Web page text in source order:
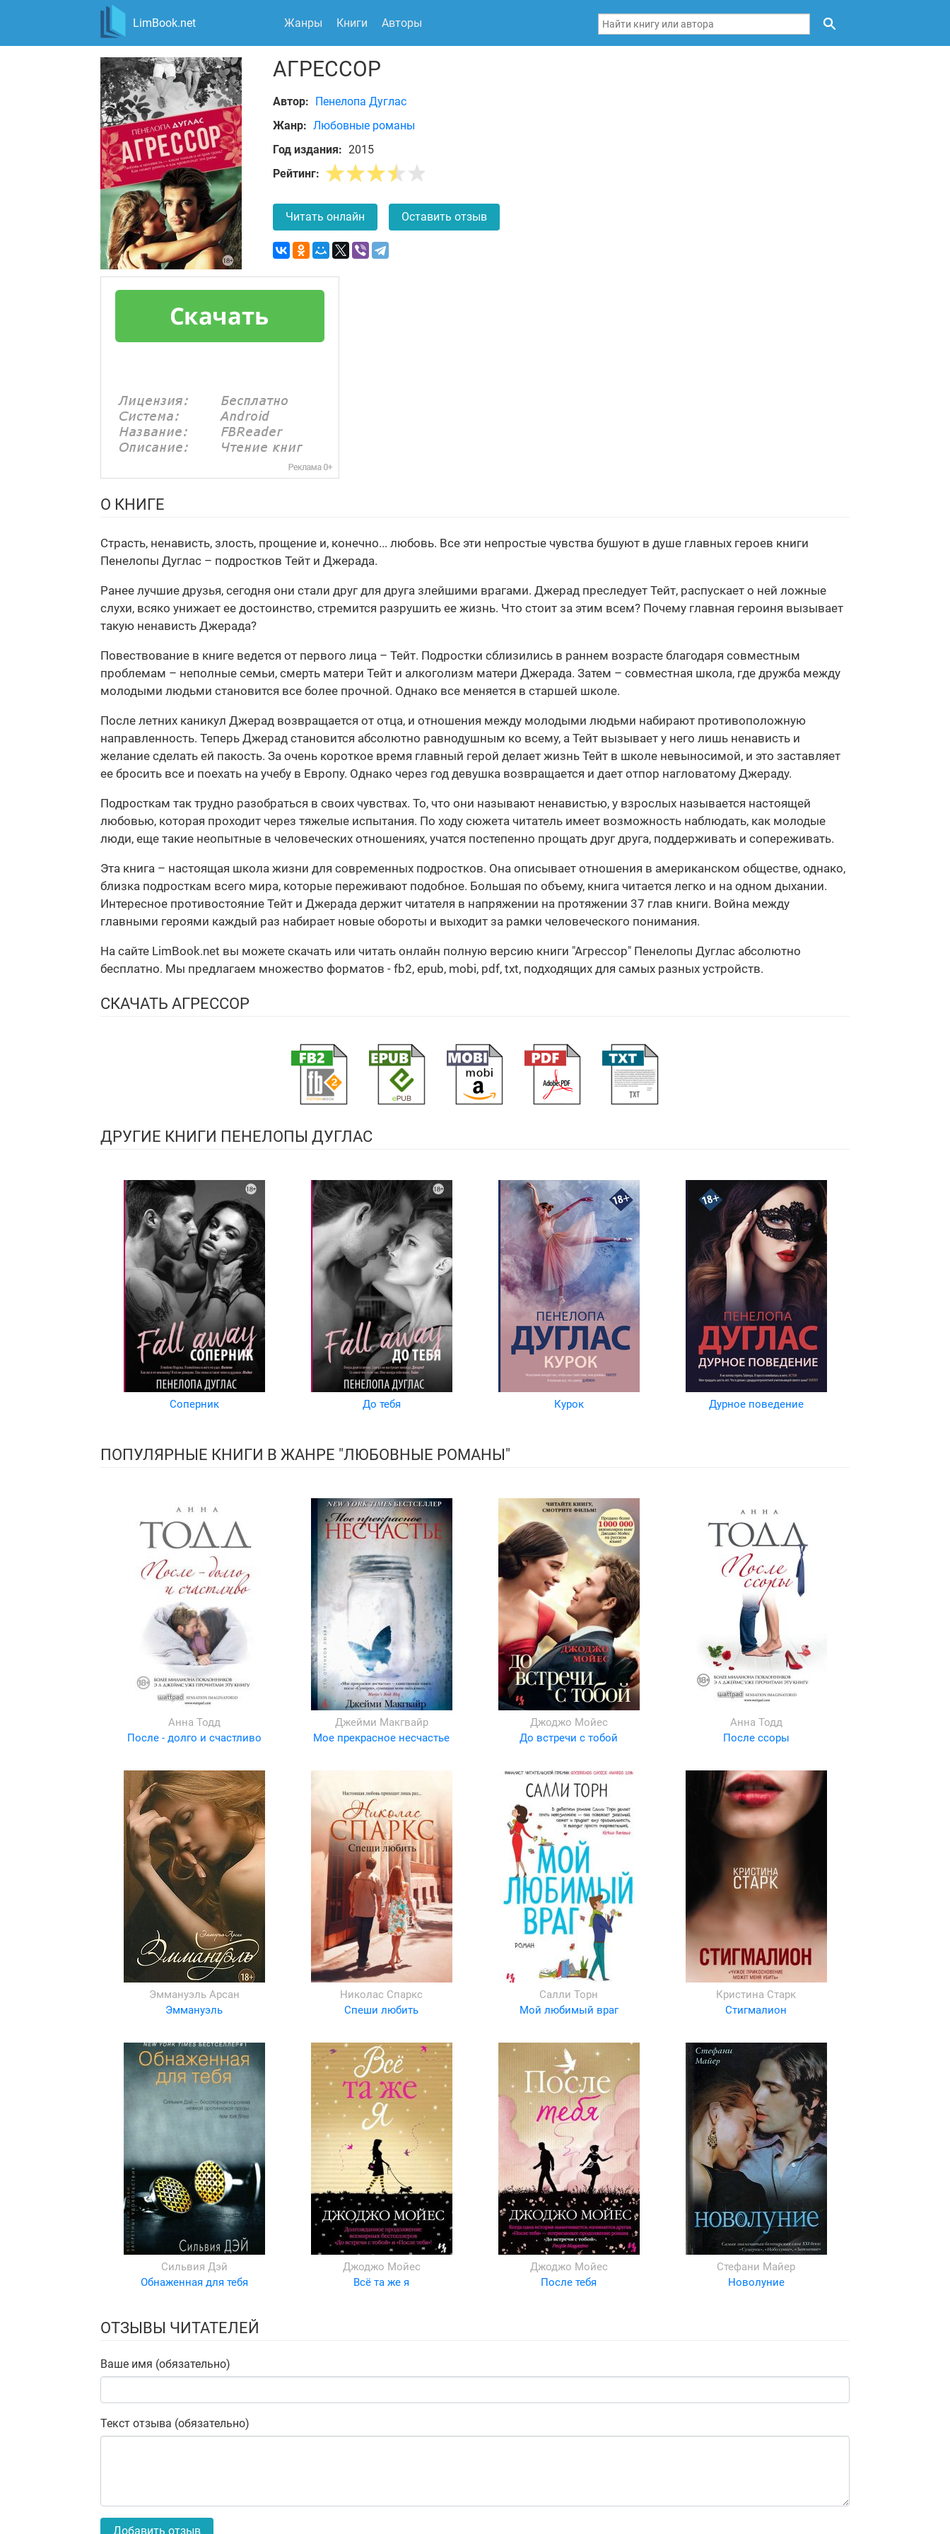
LimBook.net Жанры Книги Авторы
АГРЕССОР
Автор: Пенелопа Дуглас
Жанр: Любовные романы
Год издания: 2015
Рейтинг:
Читать онлайн Оставить отзыв
О КНИГЕ
Страсть, ненависть, злость, прощение и, конечно... любовь. Все эти непростые чувства бушуют в душе главных героев книги
Пенелопы Дуглас – подростков Тейт и Джерада.
Ранее лучшие друзья, сегодня они стали друг для друга злейшими врагами. Джерад преследует Тейт, распускает о ней ложные
слухи, всяко унижает ее достоинство, стремится разрушить ее жизнь. Что стоит за этим всем? Почему главная героиня вызывает
такую ненависть Джерада?
Повествование в книге ведется от первого лица – Тейт. Подростки сблизились в раннем возрасте благодаря совместным
проблемам – неполные семьи, смерть матери Тейт и алкоголизм матери Джерада. Затем – совместная школа, где дружба между
молодыми людьми становится все более прочной. Однако все меняется в старшей школе.
После летних каникул Джерад возвращается от отца, и отношения между молодыми людьми набирают противоположную
направленность. Теперь Джерад становится абсолютно равнодушным ко всему, а Тейт вызывает у него лишь ненависть и
желание сделать ей пакость. За очень короткое время главный герой делает жизнь Тейт в школе невыносимой, и это заставляет
ее бросить все и поехать на учебу в Европу. Однако через год девушка возвращается и дает отпор нагловатому Джераду.
Подросткам так трудно разобраться в своих чувствах. То, что они называют ненавистью, у взрослых называется настоящей
любовью, которая проходит через тяжелые испытания. По ходу сюжета читатель имеет возможность наблюдать, как молодые
люди, еще такие неопытные в человеческих отношениях, учатся постепенно прощать друг друга, поддерживать и сопереживать.
Эта книга – настоящая школа жизни для современных подростков. Она описывает отношения в американском обществе, однако,
близка подросткам всего мира, которые переживают подобное. Большая по объему, книга читается легко и на одном дыхании.
Интересное противостояние Тейт и Джерада держит читателя в напряжении на протяжении 37 глав книги. Война между
главными героями каждый раз набирает новые обороты и выходит за рамки человеческого понимания.
На сайте LimBook.net вы можете скачать или читать онлайн полную версию книги "Агрессор" Пенелопы Дуглас абсолютно
бесплатно. Мы предлагаем множество форматов - fb2, epub, mobi, pdf, txt, подходящих для самых разных устройств.
СКАЧАТЬ АГРЕССОР
ДРУГИЕ КНИГИ ПЕНЕЛОПЫ ДУГЛАС
Соперник До тебя Курок Дурное поведение
ПОПУЛЯРНЫЕ КНИГИ В ЖАНРЕ "ЛЮБОВНЫЕ РОМАНЫ"
Анна Тодд
После - долго и счастливо
Джейми Макгвайр
Мое прекрасное несчастье
Джоджо Мойес
До встречи с тобой
Анна Тодд
После ссоры
Эммануэль Арсан
Эммануэль
Николас Спаркс
Спеши любить
Салли Торн
Мой любимый враг
Кристина Старк
Стигмалион
Сильвия Дэй
Обнаженная для тебя
Джоджо Мойес
Всё та же я
Джоджо Мойес
После тебя
Стефани Майер
Новолуние
ОТЗЫВЫ ЧИТАТЕЛЕЙ
Ваше имя (обязательно)
Текст отзыва (обязательно)
Добавить отзыв